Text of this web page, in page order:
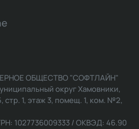
ОБЩЕСТВО "СОФТЛАЙН"
округ Хамовники,
стр. 1, этаж 3, помещ. 1, ком. №2,
1027736009333 / ОКВЭД: 46.90